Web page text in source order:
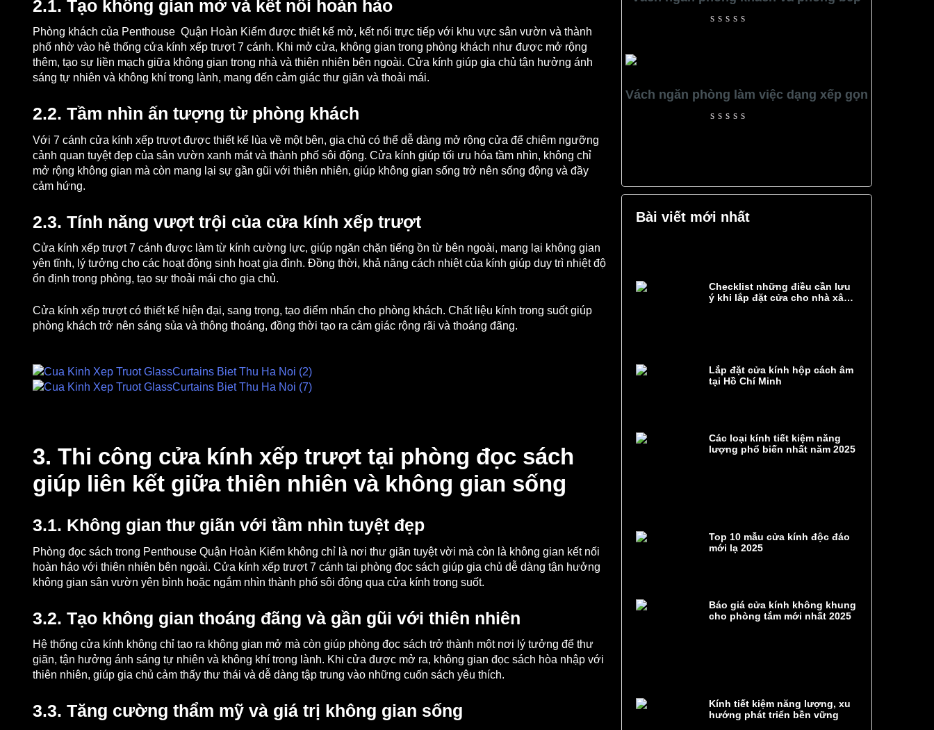
2.1. Tạo không gian mở và kết nối hoàn hảo
Phòng khách của Penthouse Quận Hoàn Kiếm được thiết kế mở, kết nối trực tiếp với khu vực sân vườn và thành
phố nhờ vào hệ thống cửa kính xếp trượt 7 cánh. Khi mở cửa, không gian trong phòng khách như được mở rộng
thêm, tạo sự liền mạch giữa không gian trong nhà và thiên nhiên bên ngoài. Cửa kính giúp gia chủ tận hưởng ánh
sáng tự nhiên và không khí trong lành, mang đến cảm giác thư giãn và thoải mái.
2.2. Tầm nhìn ấn tượng từ phòng khách
Với 7 cánh cửa kính xếp trượt được thiết kế lùa về một bên, gia chủ có thể dễ dàng mở rộng cửa để chiêm ngưỡng
cảnh quan tuyệt đẹp của sân vườn xanh mát và thành phố sôi động. Cửa kính giúp tối ưu hóa tầm nhìn, không chỉ
mở rộng không gian mà còn mang lại sự gần gũi với thiên nhiên, giúp không gian sống trở nên sống động và đầy
cảm hứng.
2.3. Tính năng vượt trội của cửa kính xếp trượt
Cửa kính xếp trượt 7 cánh được làm từ kính cường lực, giúp ngăn chặn tiếng ồn từ bên ngoài, mang lại không gian
yên tĩnh, lý tưởng cho các hoạt động sinh hoạt gia đình. Đồng thời, khả năng cách nhiệt của kính giúp duy trì nhiệt độ
ổn định trong phòng, tạo sự thoải mái cho gia chủ.
Cửa kính xếp trượt có thiết kế hiện đại, sang trọng, tạo điểm nhấn cho phòng khách. Chất liệu kính trong suốt giúp
phòng khách trở nên sáng sủa và thông thoáng, đồng thời tạo ra cảm giác rộng rãi và thoáng đãng.
3. Thi công cửa kính xếp trượt tại phòng đọc sách
giúp liên kết giữa thiên nhiên và không gian sống
3.1. Không gian thư giãn với tầm nhìn tuyệt đẹp
Phòng đọc sách trong Penthouse Quận Hoàn Kiếm không chỉ là nơi thư giãn tuyệt vời mà còn là không gian kết nối
hoàn hảo với thiên nhiên bên ngoài. Cửa kính xếp trượt 7 cánh tại phòng đọc sách giúp gia chủ dễ dàng tận hưởng
không gian sân vườn yên bình hoặc ngắm nhìn thành phố sôi động qua cửa kính trong suốt.
3.2. Tạo không gian thoáng đãng và gần gũi với thiên nhiên
Hệ thống cửa kính không chỉ tạo ra không gian mở mà còn giúp phòng đọc sách trở thành một nơi lý tưởng để thư
giãn, tận hưởng ánh sáng tự nhiên và không khí trong lành. Khi cửa được mở ra, không gian đọc sách hòa nhập với
thiên nhiên, giúp gia chủ cảm thấy thư thái và dễ dàng tập trung vào những cuốn sách yêu thích.
3.3. Tăng cường thẩm mỹ và giá trị không gian sống
Vách ngăn phòng làm việc dạng xếp gọn
Bài viết mới nhất
Checklist những điều cần lưu
ý khi lắp đặt cửa cho nhà xây
Lắp đặt cửa kính hộp cách âm
tại Hồ Chí Minh
Các loại kính tiết kiệm năng
lượng phổ biến nhất năm 2025
Top 10 mẫu cửa kính độc đáo
mới lạ 2025
Báo giá cửa kính không khung
cho phòng tắm mới nhất 2025
Kính tiết kiệm năng lượng, xu
hướng phát triển bền vững